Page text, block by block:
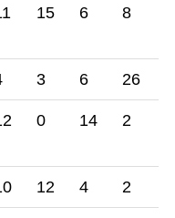
合
合
合
15 6 8
3 6 26
0 14 2
12 4 2